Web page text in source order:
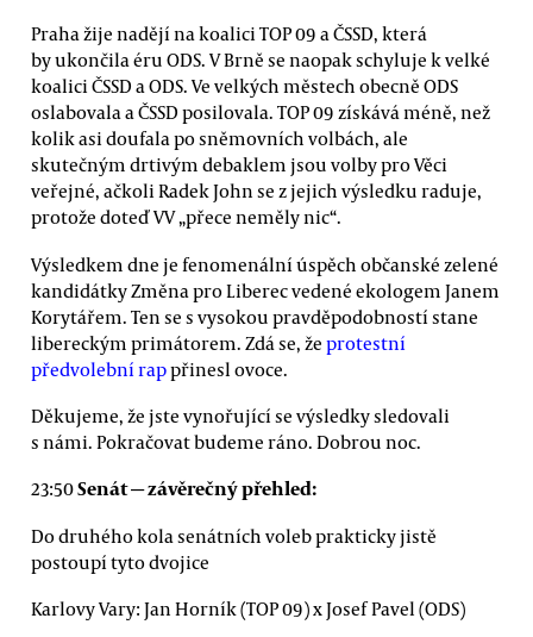
Praha žije nadějí na koalici TOP 09 a ČSSD, která
by ukončila éru ODS. V Brně se naopak schyluje k velké
koalici ČSSD a ODS. Ve velkých městech obecně ODS
oslabovala a ČSSD posilovala. TOP 09 získává méně, než
kolik asi doufala po sněmovních volbách, ale
skutečným drtivým debaklem jsou volby pro Věci
veřejné, ačkoli Radek John se z jejich výsledku raduje,
protože doteď VV „přece neměly nic“.
Výsledkem dne je fenomenální úspěch občanské zelené
kandidátky Změna pro Liberec vedené ekologem Janem
Korytářem. Ten se s vysokou pravděpodobností stane
libereckým primátorem. Zdá se, že protestní
předvolební rappřinesl ovoce.
Děkujeme, že jste vynořující se výsledky sledovali
s námi. Pokračovat budeme ráno. Dobrou noc.
23:50Senát— závěrečný přehled:
Do druhého kola senátních voleb prakticky jistě
postoupí tyto dvojice
Karlovy Vary: Jan Horník (TOP 09) x Josef Pavel (ODS)